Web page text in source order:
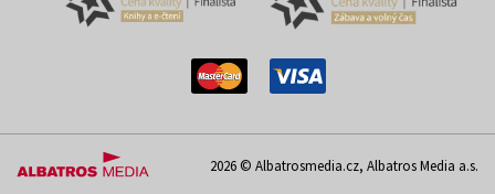
2026 © Albatrosmedia.cz, Albatros Media a.s.